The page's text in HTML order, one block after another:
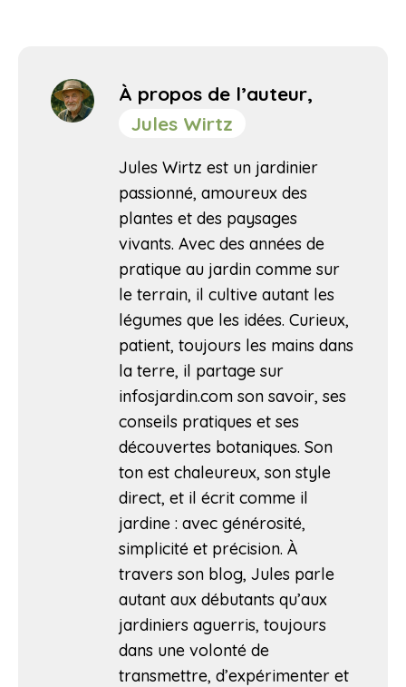
À propos de l’auteur,
Jules Wirtz
Jules Wirtz est un jardinier
passionné, amoureux des
plantes et des paysages
vivants. Avec des années de
pratique au jardin comme sur
le terrain, il cultive autant les
légumes que les idées. Curieux,
patient, toujours les mains dans
la terre, il partage sur
infosjardin.com son savoir, ses
conseils pratiques et ses
découvertes botaniques. Son
ton est chaleureux, son style
direct, et il écrit comme il
jardine : avec générosité,
simplicité et précision. À
travers son blog, Jules parle
autant aux débutants qu’aux
jardiniers aguerris, toujours
dans une volonté de
transmettre, d’expérimenter et